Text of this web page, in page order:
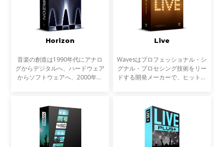
Horizon
音楽の創造は1990年代にアナロ
グからデジタルへ、ハードウェア
からソフトウェアへ、2000年代
作、ミキシング、マスタリングは
一般的なものになりました。
Live
Wavesはプロフェッショナル・シ
グナル・プロセシング技術をリー
ドする開発メーカーで、ヒットチ
ック、ゲーム音楽の制作に必ずと
言って良いほど使われ